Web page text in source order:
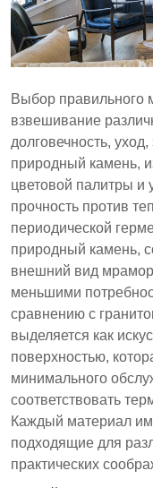
Выбор правильного
взвешивание
долговечность, уход,
природный камень,
цветовой палитры и
прочность против
периодической
природный камень,
внешний вид
меньшими
сравнению с
выделяется как
поверхностью,
минимального
соответствовать
Каждый материал
подходящие для
практических